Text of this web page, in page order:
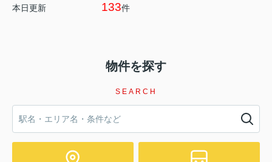
本日更新 133件
物件を探す
SEARCH